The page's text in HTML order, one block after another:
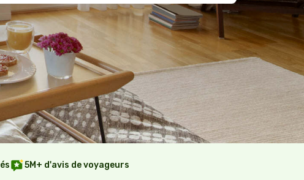
5M+ d'avis de voyageurs